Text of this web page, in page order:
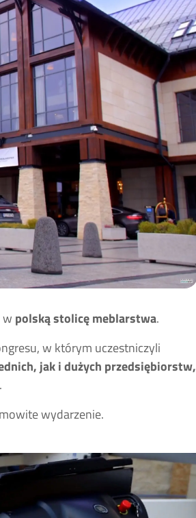
w polską stolicę meblarstwa.
w którym uczestniczyli
jak i dużych przedsiębiorstw,
wydarzenie.